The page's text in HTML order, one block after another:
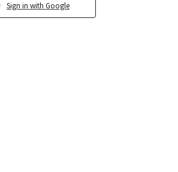
Sign in with Google